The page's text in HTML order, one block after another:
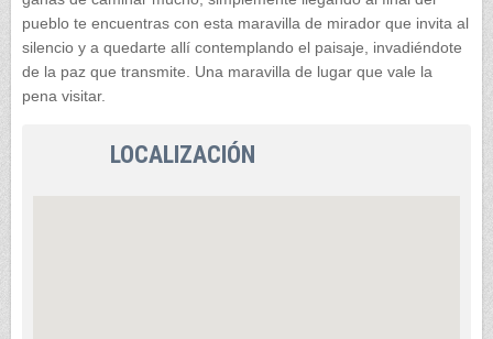
pueblo te encuentras con esta maravilla de mirador que invita al
silencio y a quedarte allí contemplando el paisaje, invadiéndote
de la paz que transmite. Una maravilla de lugar que vale la
pena visitar.
LOCALIZACIÓN